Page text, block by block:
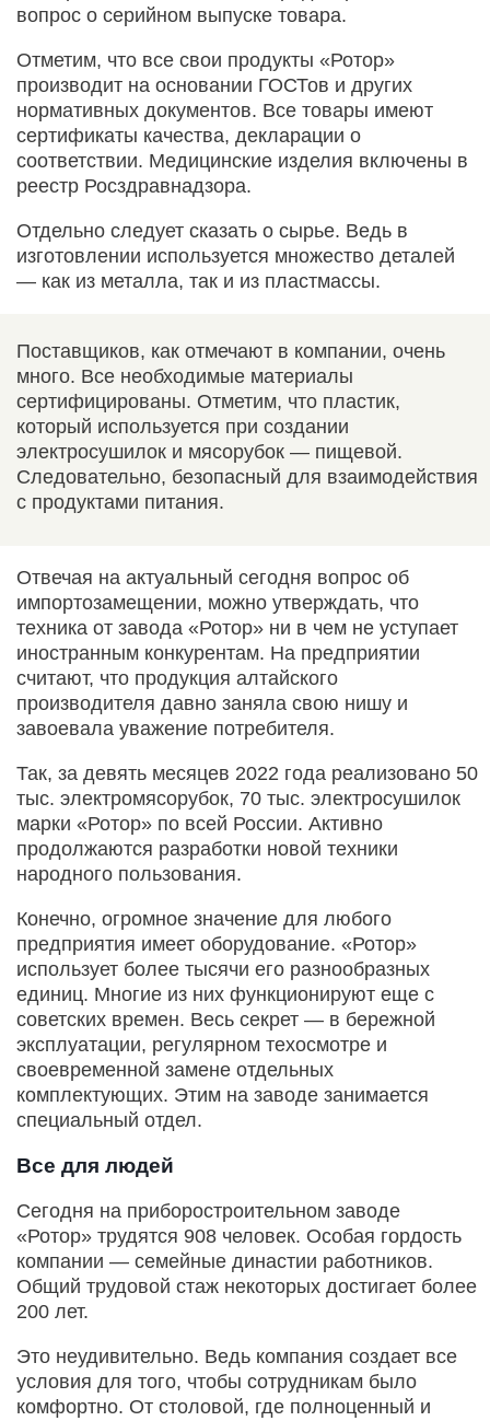
вопрос о серийном выпуске товара.
Отметим, что все свои продукты «Ротор»
производит на основании ГОСТов и других
нормативных документов. Все товары имеют
сертификаты качества, декларации о
соответствии. Медицинские изделия включены в
реестр Росздравнадзора.
Отдельно следует сказать о сырье. Ведь в
изготовлении используется множество деталей
— как из металла, так и из пластмассы.
Поставщиков, как отмечают в компании, очень
много. Все необходимые материалы
сертифицированы. Отметим, что пластик,
который используется при создании
электросушилок и мясорубок — пищевой.
Следовательно, безопасный для взаимодействия
с продуктами питания.
Отвечая на актуальный сегодня вопрос об
импортозамещении, можно утверждать, что
техника от завода «Ротор» ни в чем не уступает
иностранным конкурентам. На предприятии
считают, что продукция алтайского
производителя давно заняла свою нишу и
завоевала уважение потребителя.
Так, за девять месяцев 2022 года реализовано 50
тыс. электромясорубок, 70 тыс. электросушилок
марки «Ротор» по всей России. Активно
продолжаются разработки новой техники
народного пользования.
Конечно, огромное значение для любого
предприятия имеет оборудование. «Ротор»
использует более тысячи его разнообразных
единиц. Многие из них функционируют еще с
советских времен. Весь секрет — в бережной
эксплуатации, регулярном техосмотре и
своевременной замене отдельных
комплектующих. Этим на заводе занимается
специальный отдел.
Все для людей
Сегодня на приборостроительном заводе
«Ротор» трудятся 908 человек. Особая гордость
компании — семейные династии работников.
Общий трудовой стаж некоторых достигает более
200 лет.
Это неудивительно. Ведь компания создает все
условия для того, чтобы сотрудникам было
комфортно. От столовой, где полноценный и